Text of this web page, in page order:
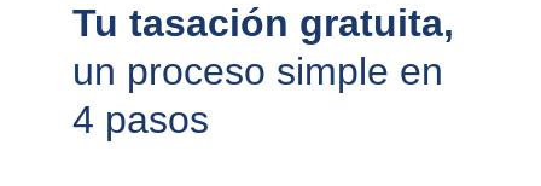
Tu tasación gratuita,
un proceso simple en
4 pasos